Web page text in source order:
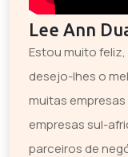
Lee Ann
Estou muito
desejo-lhes o
muitas
empresas sul-
parceiros de